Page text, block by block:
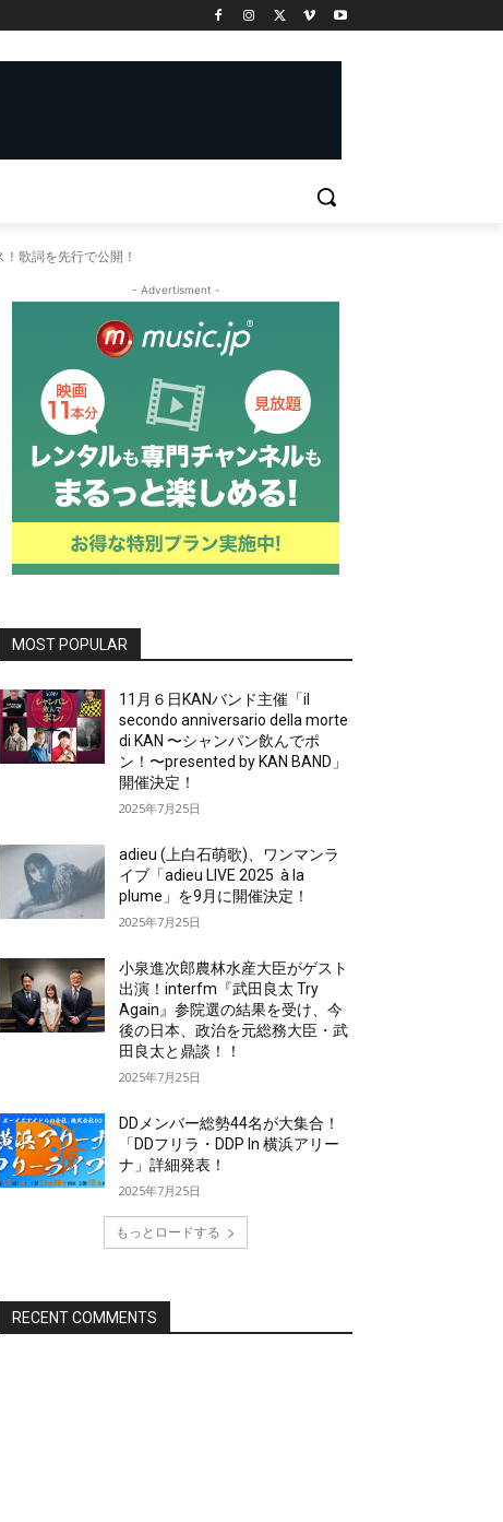
歌詞を先行で公開！
- Advertisment -
MOST POPULAR
11月６日KANバンド主催「il
secondo anniversario della morte
di KAN 〜シャンパン飲んでポ
ン！〜presented by KAN BAND」
開催決定！
2025年7月25日
adieu (上白石萌歌)、ワンマンラ
イブ「adieu LIVE 2025 à la
plume」を9月に開催決定！
2025年7月25日
小泉進次郎農林水産大臣がゲスト
出演！interfm『武田良太 Try
Again』参院選の結果を受け、今
後の日本、政治を元総務大臣・武
田良太と鼎談！！
2025年7月25日
DDメンバー総勢44名が大集合！
「DDフリラ・DDP In 横浜アリー
ナ」詳細発表！
2025年7月25日
もっとロードする
RECENT COMMENTS